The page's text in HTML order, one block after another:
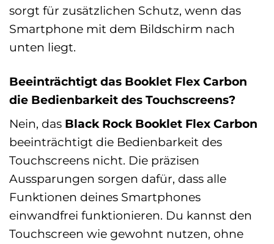
sorgt für zusätzlichen Schutz, wenn das
Smartphone mit dem Bildschirm nach
unten liegt.
Beeinträchtigt das Booklet Flex Carbon
die Bedienbarkeit des Touchscreens?
Nein, das Black Rock Booklet Flex Carbon
beeinträchtigt die Bedienbarkeit des
Touchscreens nicht. Die präzisen
Aussparungen sorgen dafür, dass alle
Funktionen deines Smartphones
einwandfrei funktionieren. Du kannst den
Touchscreen wie gewohnt nutzen, ohne